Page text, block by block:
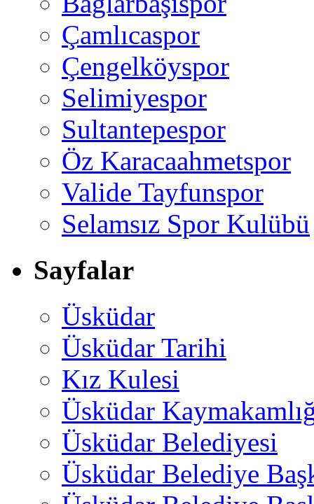
Çamlıcaspor
Çengelköyspor
Selimiyespor
Sultantepespor
Öz Karacaahmetspor
Valide Tayfunspor
Selamsız Spor Kulübü
Sayfalar
Üsküdar
Üsküdar Tarihi
Kız Kulesi
Üsküdar
Üsküdar Belediyesi
Üsküdar Belediye